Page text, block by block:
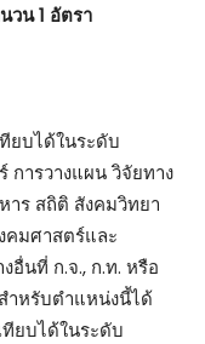
วน 1 อัตรา
ยบได้ในระดับ
การวางแผน วิจัยทาง
าร สถิติ สังคมวิทยา
มศาสตร์และ
อื่นที่ ก.จ., ก.ท. หรือ
ำหรับตำแหน่งนี้ได้
ยบได้ในระดับ